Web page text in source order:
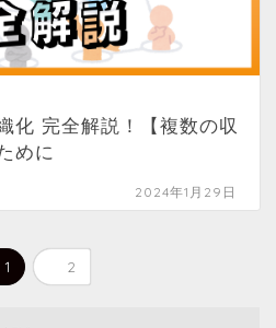
化 完全解説！【複数の収
めに
2024年1月29日
1 2